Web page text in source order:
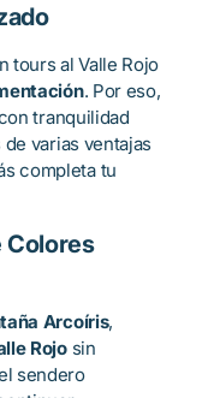
tours al Valle Rojo
. Por eso,
tranquilidad
varias ventajas
completa tu
Colores
Arcoíris,
Rojosin
sendero